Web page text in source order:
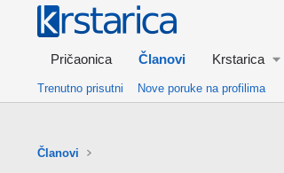
Pričaonica Članovi Krstarica
Trenutno prisutni Nove poruke na profilima
Članovi